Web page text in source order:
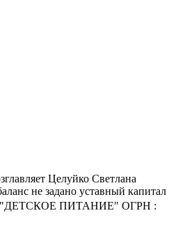
Целуйко Светлана
не задано уставный капитал
"ДЕТСКОЕ ПИТАНИЕ" ОГРН :